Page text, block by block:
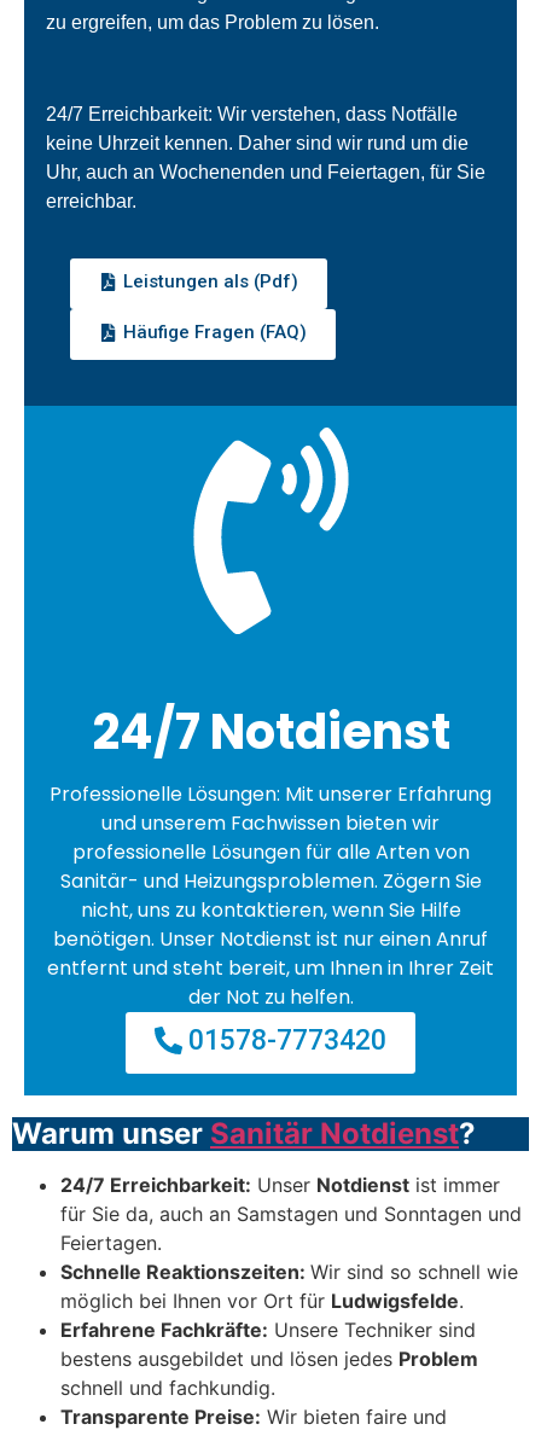
zu ergreifen, um das Problem zu lösen.
24/7 Erreichbarkeit: Wir verstehen, dass Notfälle
keine Uhrzeit kennen. Daher sind wir rund um die
Uhr, auch an Wochenenden und Feiertagen, für Sie
erreichbar.
Leistungen als (Pdf)
Häufige Fragen (FAQ)
24/7 Notdienst
Professionelle Lösungen: Mit unserer Erfahrung
und unserem Fachwissen bieten wir
professionelle Lösungen für alle Arten von
Sanitär- und Heizungsproblemen. Zögern Sie
nicht, uns zu kontaktieren, wenn Sie Hilfe
benötigen. Unser Notdienst ist nur einen Anruf
entfernt und steht bereit, um Ihnen in Ihrer Zeit
der Not zu helfen.
01578-7773420
Warum unser Sanitär Notdienst?
24/7 Erreichbarkeit: Unser Notdienst ist immer
für Sie da, auch an Samstagen und Sonntagen und
Feiertagen.
Schnelle Reaktionszeiten: Wir sind so schnell wie
möglich bei Ihnen vor Ort für Ludwigsfelde.
Erfahrene Fachkräfte: Unsere Techniker sind
bestens ausgebildet und lösen jedes Problem
schnell und fachkundig.
Transparente Preise: Wir bieten faire und